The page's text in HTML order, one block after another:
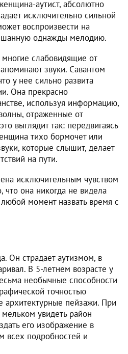
аутист, абсолютно
исключительно сильной
воспроизвести на
однажды мелодию.
слабовидящие от
звуки. Савантом
у нее сильно развита
Она прекрасно
используя информацию,
отраженные от
выглядит так: передвигаясь
тихо бормочет или
которые слышит, делает
на пути.
исключительным чувством
что она никогда не видела
момент назвать время с
Он страдает аутизмом, в
В 5-летнем возрасте у
необычные способности
точностью
архитектурные пейзажи. При
мельком увидеть район
его изображение в
всех подробностей и